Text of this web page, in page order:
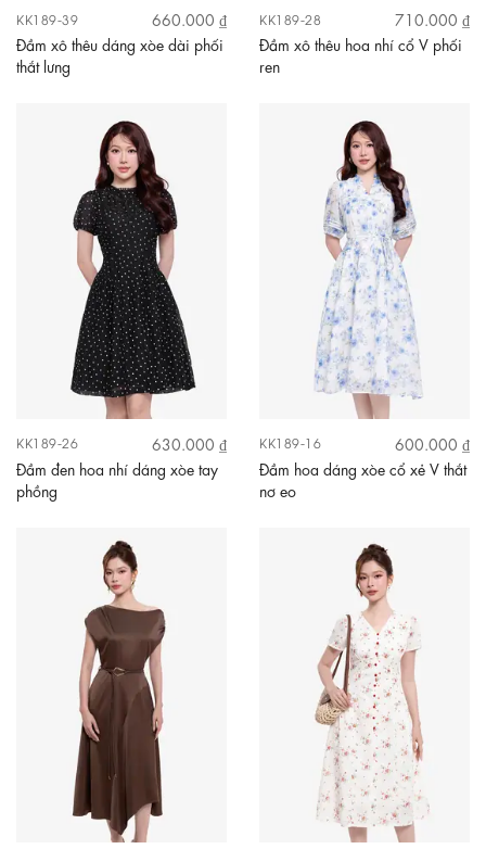
KK189-39
660.000 ₫
Đầm xô thêu dáng xòe dài phối
thắt lưng
KK189-28
710.000 ₫
Đầm xô thêu hoa nhí cổ V phối
ren
KK189-26
630.000 ₫
Đầm đen hoa nhí dáng xòe tay
phồng
KK189-16
600.000 ₫
Đầm hoa dáng xòe cổ xẻ V thắt
nơ eo